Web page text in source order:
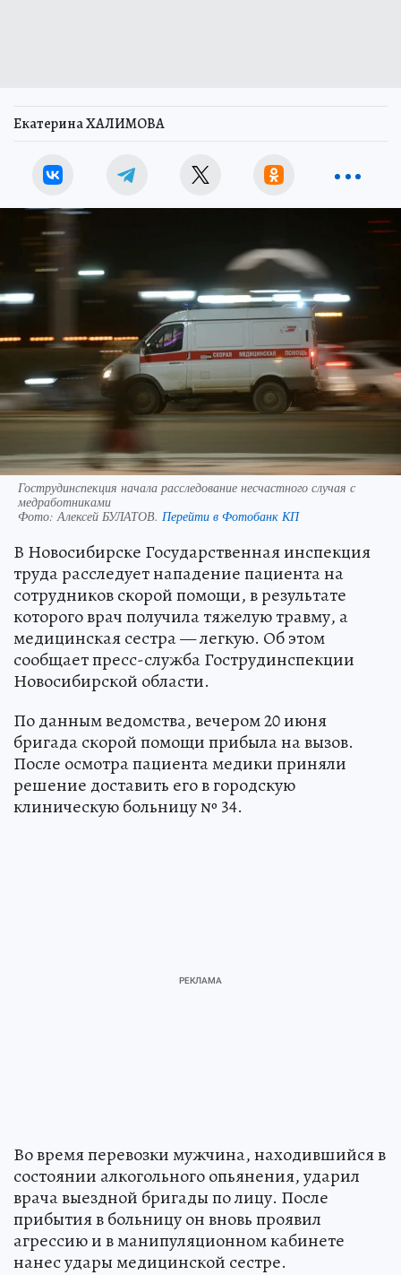
Екатерина ХАЛИМОВА
Гострудинспекция начала расследование несчастного случая с
медработниками
Фото: Алексей БУЛАТОВ. Перейти в Фотобанк КП
В Новосибирске Государственная инспекция
труда расследует нападение пациента на
сотрудников скорой помощи, в результате
которого врач получила тяжелую травму, а
медицинская сестра — легкую. Об этом
сообщает пресс-служба Гострудинспекции
Новосибирской области.
По данным ведомства, вечером 20 июня
бригада скорой помощи прибыла на вызов.
После осмотра пациента медики приняли
решение доставить его в городскую
клиническую больницу № 34.
Во время перевозки мужчина, находившийся в
состоянии алкогольного опьянения, ударил
врача выездной бригады по лицу. После
прибытия в больницу он вновь проявил
агрессию и в манипуляционном кабинете
нанес удары медицинской сестре.